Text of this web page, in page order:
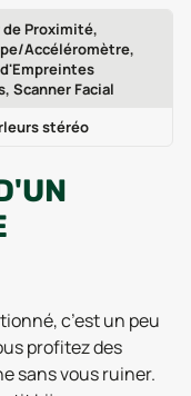
de Proximité,
Accéléromètre,
Scanner Facial
stéréo
c’est un peu
profitez des
sans vous ruiner.